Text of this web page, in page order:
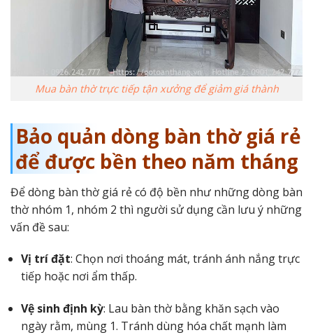
Mua bàn thờ trực tiếp tận xưởng để giảm giá thành
Bảo quản dòng bàn thờ giá rẻ
để được bền theo năm tháng
Để dòng bàn thờ giá rẻ có độ bền như những dòng bàn
thờ nhóm 1, nhóm 2 thì người sử dụng cần lưu ý những
vấn đề sau:
Vị trí đặt: Chọn nơi thoáng mát, tránh ánh nắng trực
tiếp hoặc nơi ẩm thấp.
Vệ sinh định kỳ: Lau bàn thờ bằng khăn sạch vào
ngày rằm, mùng 1. Tránh dùng hóa chất mạnh làm